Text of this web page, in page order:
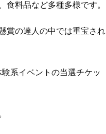
料品など多種多様です。
賞の達人の中では重宝され
系イベントの当選チケッ